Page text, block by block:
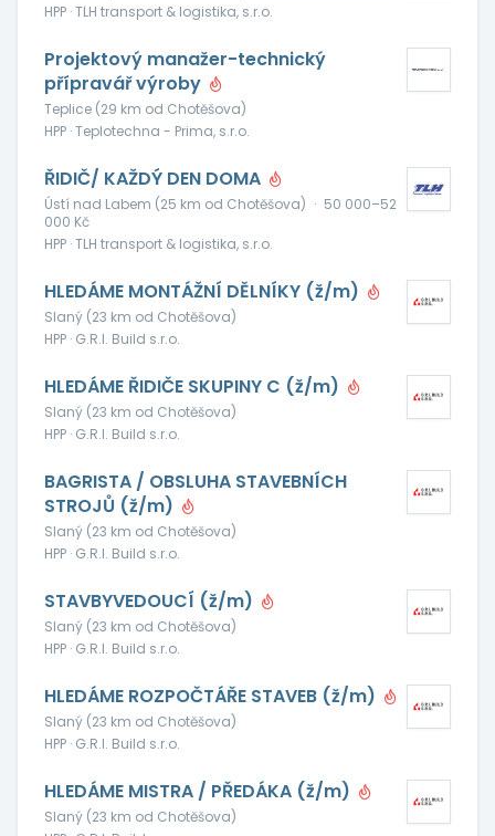
HPP · TLH transport & logistika, s.r.o.
Projektový manažer-technický
přípravář výroby
Teplice (29 km od Chotěšova)
HPP · Teplotechna - Prima, s.r.o.
ŘIDIČ/ KAŽDÝ DEN DOMA
Ústí nad Labem (25 km od Chotěšova) · 50 000–52
000 Kč
HPP · TLH transport & logistika, s.r.o.
HLEDÁME MONTÁŽNÍ DĚLNÍKY (ž/m)
Slaný (23 km od Chotěšova)
HPP · G.R.I. Build s.r.o.
HLEDÁME ŘIDIČE SKUPINY C (ž/m)
Slaný (23 km od Chotěšova)
HPP · G.R.I. Build s.r.o.
BAGRISTA / OBSLUHA STAVEBNÍCH
STROJŮ (ž/m)
Slaný (23 km od Chotěšova)
HPP · G.R.I. Build s.r.o.
STAVBYVEDOUCÍ (ž/m)
Slaný (23 km od Chotěšova)
HPP · G.R.I. Build s.r.o.
HLEDÁME ROZPOČTÁŘE STAVEB (ž/m)
Slaný (23 km od Chotěšova)
HPP · G.R.I. Build s.r.o.
HLEDÁME MISTRA / PŘEDÁKA (ž/m)
Slaný (23 km od Chotěšova)